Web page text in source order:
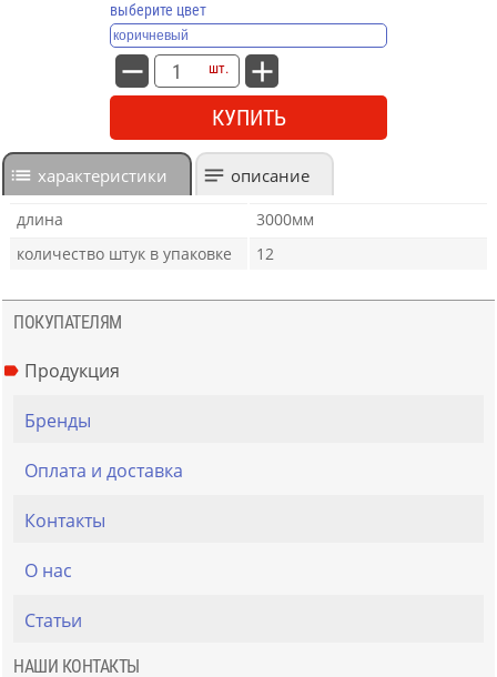
выберите цвет
шт.
КУПИТЬ
характеристики описание
длина
3000мм
количество штук в упаковке
12
ПОКУПАТЕЛЯМ
Продукция
Бренды
Оплата и доставка
Контакты
О нас
Статьи
НАШИ КОНТАКТЫ